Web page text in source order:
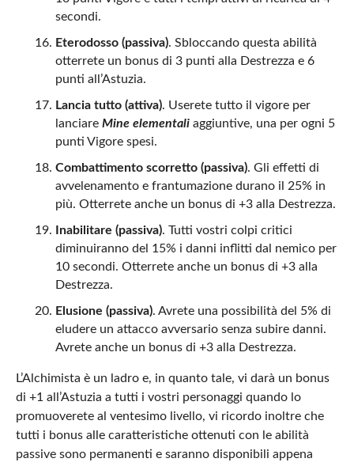
secondi.
Eterodosso (passiva). Sbloccando questa abilità
otterrete un bonus di 3 punti alla Destrezza e 6
punti all’Astuzia.
Lancia tutto (attiva). Userete tutto il vigore per
lanciare Mine elementaliaggiuntive, una per ogni 5
punti Vigore spesi.
Combattimento scorretto (passiva). Gli effetti di
avvelenamento e frantumazione durano il 25% in
più. Otterrete anche un bonus di +3 alla Destrezza.
Inabilitare (passiva). Tutti vostri colpi critici
diminuiranno del 15% i danni inflitti dal nemico per
10 secondi. Otterrete anche un bonus di +3 alla
Destrezza.
Elusione (passiva). Avrete una possibilità del 5% di
eludere un attacco avversario senza subire danni.
Avrete anche un bonus di +3 alla Destrezza.
L’Alchimista è un ladro e, in quanto tale, vi darà un bonus
di +1 all’Astuzia a tutti i vostri personaggi quando lo
promuoverete al ventesimo livello, vi ricordo inoltre che
tutti i bonus alle caratteristiche ottenuti con le abilità
passive sono permanenti e saranno disponibili appena